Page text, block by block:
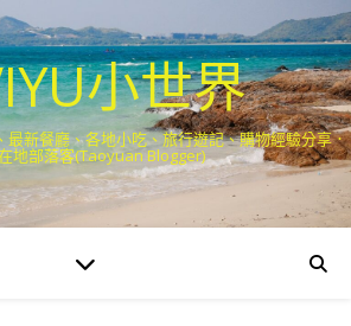
小世界
最新餐廳、各地小吃、旅行遊記、購物經驗分享．
地部落客(Taoyuan Blogger)